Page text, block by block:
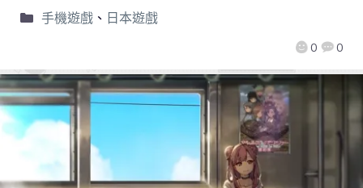
0 0
手機遊戲、 日本遊戲